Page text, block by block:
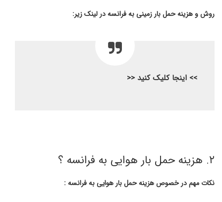
روش و هزینه حمل بار زمینی به فرانسه در لینک زیر:
>> اینجا کلیک کنید <<
۲. هزینه حمل بار هوایی به فرانسه ؟
نکات مهم در خصوص هزینه حمل بار هوایی به فرانسه :